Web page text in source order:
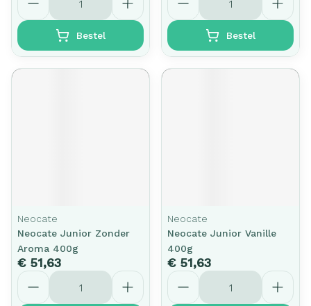
Bestel Bestel
Neocate
Neocate Junior Zonder
Aroma 400g
€ 51,63
Aantal
Neocate
Neocate Junior Vanille
400g
€ 51,63
Aantal